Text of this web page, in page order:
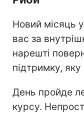
Новий місяць
вас за
нарешті
підтримку,
День пройде
курсу.